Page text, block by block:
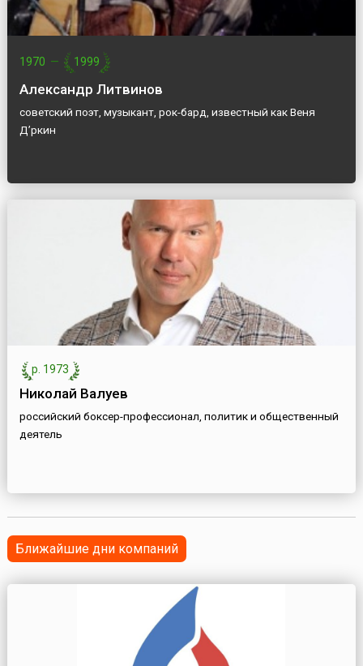
1970 — 1999
Александр Литвинов
советский поэт, музыкант, рок-бард, известный как Веня
Д’ркин
р. 1973
Николай Валуев
российский боксер-профессионал, политик и общественный
деятель
Ближайшие дни компаний